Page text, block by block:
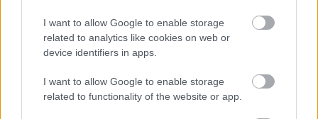
I want to allow Google to enable storage
related to analytics like cookies on web or
device identifiers in apps.
I want to allow Google to enable storage
related to functionality of the website or app.
ΑΣΕΠ: Πιστοποίηση Αγγλικών σε
μόνο 2 ημέρες στα χέρια σας